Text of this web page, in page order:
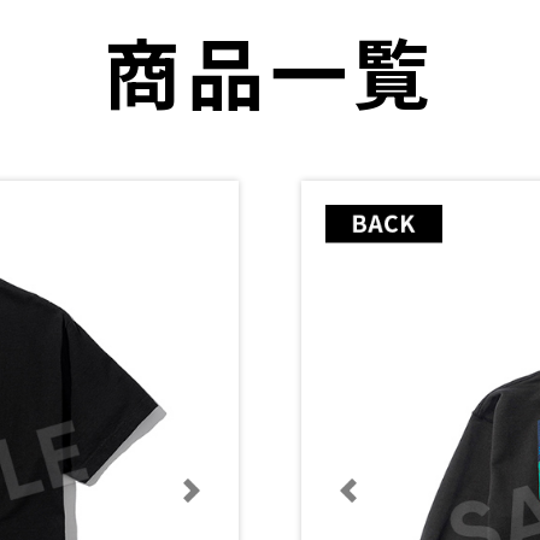
商品一覧
次に送る 次に送る